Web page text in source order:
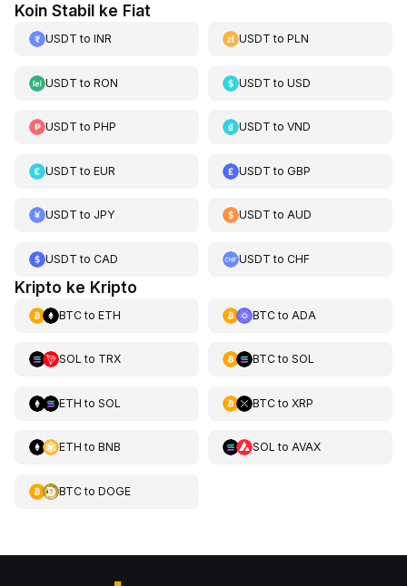
Koin Stabil ke Fiat
USDT to INR USDT toPLN
USDT to RON USDT toUSD
USDT to PHP USDT toVND
USDT to EUR USDT toGBP
USDT to JPY USDT toAUD
USDT to CAD USDT toCHF
Kripto ke Kripto
BTCto ETH BTCto ADA
SOL to TRX BTCto SOL
ETH to SOL BTCto XRP
ETH to BNB SOL to AVAX
BTCto DOGE